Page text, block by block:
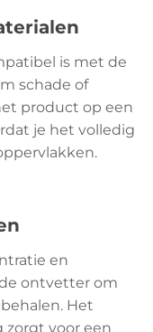
is met de
schade of
product op een
je het volledig
en
ontvetter om
Het
zorgt voor een